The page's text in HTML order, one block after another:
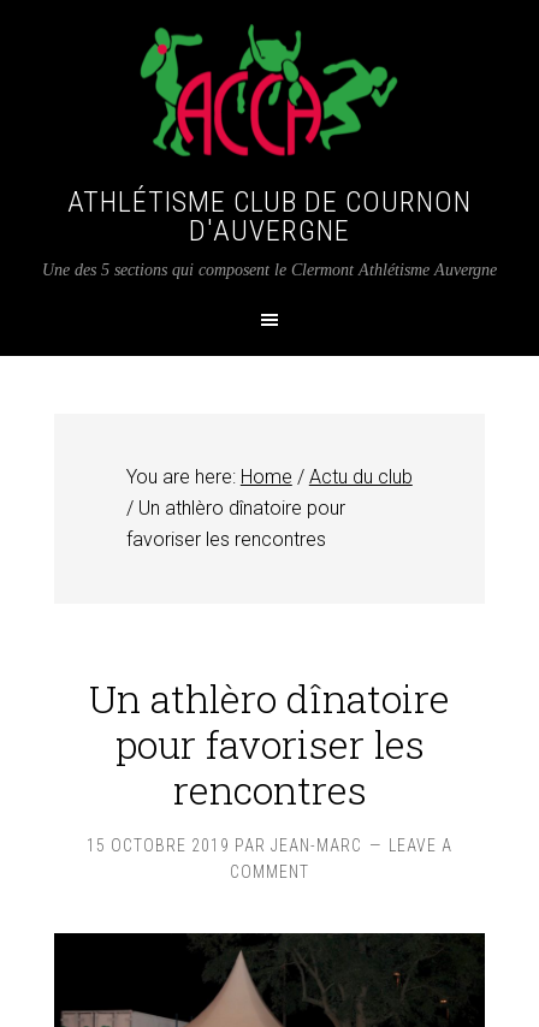
ATHLÉTISME CLUB DE COURNON
D'AUVERGNE
Une des 5 sections qui composent le Clermont Athlétisme Auvergne
You are here: Home / Actu du club
/Un athlèro dînatoire pour
favoriser les rencontres
Un athlèro dînatoire
pour favoriser les
rencontres
15 OCTOBRE 2019 PAR JEAN-MARC
LEAVE A
COMMENT